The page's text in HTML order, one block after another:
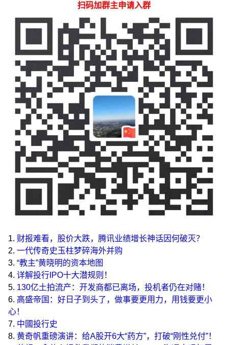
扫码加群主申请入群
1. 财报难看，股价大跌，腾讯业绩增长神话因何破灭？
2. 一代传奇史玉柱梦碎海外并购
3. “教主”黄晓明的资本地图
4. 详解投行IPO十大潜规则！
5. 130亿土拍流产：开发商都已离场，投机者仍在对赌！
6. 高盛帝国：好日子到头了，做事要更用力，用钱要更小
心！
7. 中國投行史
8. 黄奇帆重磅演讲：给A股开6大“药方”，打破“刚性兑付”！